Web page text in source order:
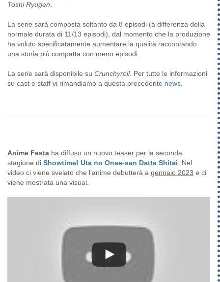
Toshi Ryugen
La serie sarà composta soltanto da 8 episodi (a differenza della
normale durata di 11/13 episodi), dal momento che la produzione
ha voluto specificatamente aumentare la qualità raccontando
una storia più compatta con meno episodi.
La serie sarà disponibile su Crunchyroll. Per tutte le informazioni
su cast e staff vi rimandiamo a questa precedente news
Anime Festa ha diffuso un nuovo teaser per la seconda
stagione di Showtime! Uta no Onee-san Datte Shitai . Nel
video ci viene svelato che l’anime debutterà a gennaio 2023 e ci
viene mostrata una visual.